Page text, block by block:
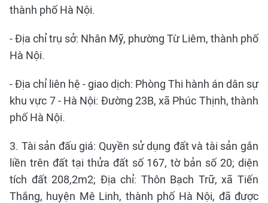
thành phố Hà Nội.
- Địa chỉ trụ sở: Nhân Mỹ, phường Từ Liêm, thành phố
Hà Nội.
- Địa chỉ liên hệ - giao dịch: Phòng Thi hành án dân sự
khu vực 7 - Hà Nội: Đường 23B, xã Phúc Thịnh, thành
phố Hà Nội.
3. Tài sản đấu giá: Quyền sử dụng đất và tài sản gắn
liền trên đất tại thửa đất số 167, tờ bản số 20; diện
tích đất 208,2m2; Địa chỉ: Thôn Bạch Trữ, xã Tiến
Thắng, huyện Mê Linh, thành phố Hà Nội, đã được